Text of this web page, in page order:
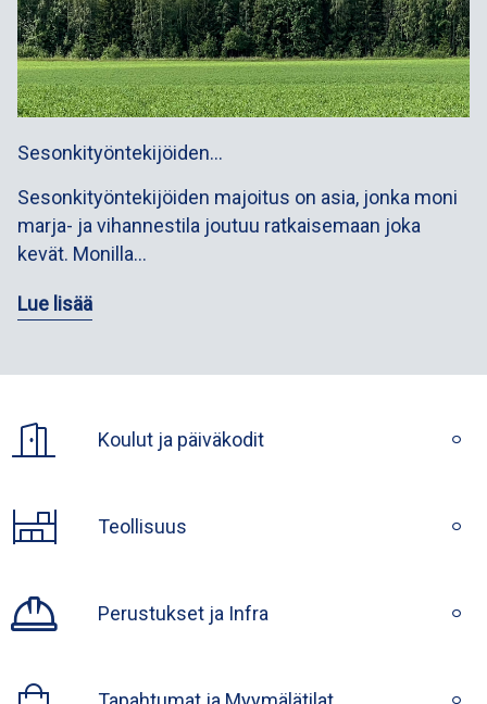
Sesonkityöntekijöiden…
Sesonkityöntekijöiden majoitus on asia, jonka moni
marja- ja vihannestila joutuu ratkaisemaan joka
kevät. Monilla…
Lue lisää
Koulut ja päiväkodit
Teollisuus
Perustukset ja Infra